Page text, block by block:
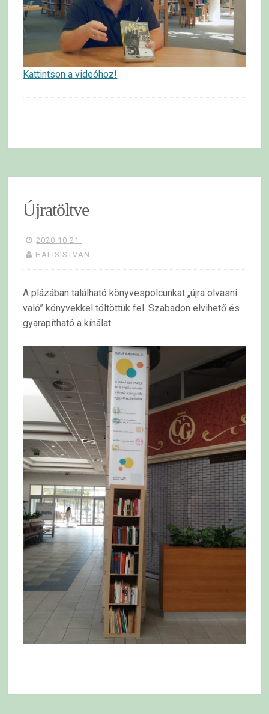
Kattintson a videóhoz!
Újratöltve
2020.10.21.
HALISISTVAN
A plázában található könyvespolcunkat „újra olvasni
való” könyvekkel töltöttük fel. Szabadon elvihető és
gyarapítható a kínálat.